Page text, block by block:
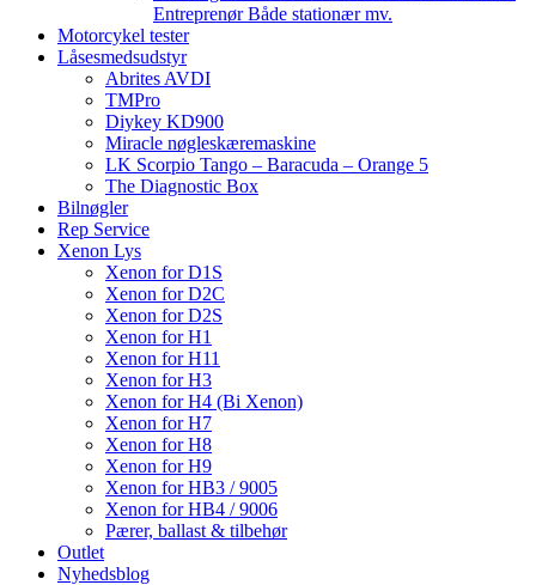
Entreprenør Både stationær mv.
Motorcykel tester
Låsesmedsudstyr
Abrites AVDI
TMPro
Diykey KD900
Miracle nøgleskæremaskine
LK Scorpio Tango – Baracuda – Orange 5
The Diagnostic Box
Bilnøgler
Rep Service
Xenon Lys
Xenon for D1S
Xenon for D2C
Xenon for D2S
Xenon for H1
Xenon for H11
Xenon for H3
Xenon for H4 (Bi Xenon)
Xenon for H7
Xenon for H8
Xenon for H9
Xenon for HB3 / 9005
Xenon for HB4 / 9006
Pærer, ballast & tilbehør
Outlet
Nyhedsblog